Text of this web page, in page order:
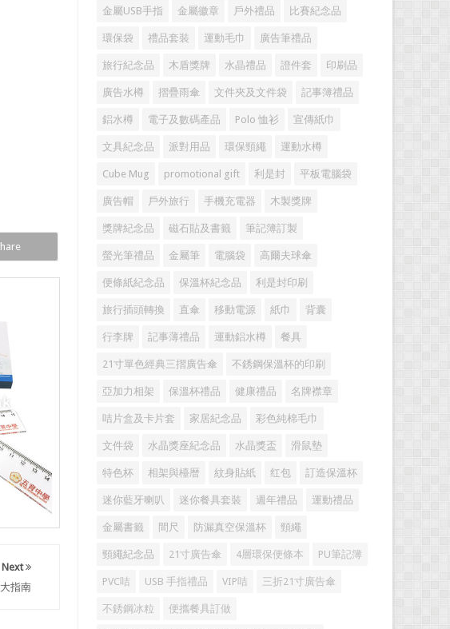
Next
指南
金屬USB手指 金屬徽章 戶外禮品 比賽紀念品
環保袋 禮品套裝 運動毛巾 廣告筆禮品
旅行紀念品 木盾獎牌 水晶禮品 證件套 印刷品
廣告水樽 摺疊雨傘 文件夾及文件袋 記事簿禮品
鋁水樽 電子及數碼產品 Polo 恤衫 宣傳紙巾
文具紀念品 派對用品 環保頸繩 運動水樽
Cube Mug promotional gift 利是封 平板電腦袋
廣告帽 戶外旅行 手機充電器 木製獎牌
獎牌紀念品 磁石貼及書籤 筆記簿訂製
螢光筆禮品 金屬筆 電腦袋 高爾夫球傘
便條紙紀念品 保溫杯紀念品 利是封印刷
旅行插頭轉換 直傘 移動電源 紙巾 背囊
行李牌 記事薄禮品 運動鋁水樽 餐具
21寸單色經典三摺廣告傘 不銹鋼保溫杯的印刷
亞加力相架 保溫杯禮品 健康禮品 名牌襟章
咭片盒及卡片套 家居紀念品 彩色純棉毛巾
文件袋 水晶獎座紀念品 水晶獎盃 滑鼠墊
特色杯 相架與檯暦 紋身貼紙 红包 訂造保溫杯
迷你藍牙喇叭 迷你餐具套裝 週年禮品 運動禮品
金屬書籤 間尺 防漏真空保溫杯 頸繩
頸繩紀念品 21寸廣告傘 4層環保便條本 PU筆記簿
PVC咭 USB 手指禮品 VIP咭 三折21寸廣告傘
不銹鋼冰粒 便攜餐具訂做